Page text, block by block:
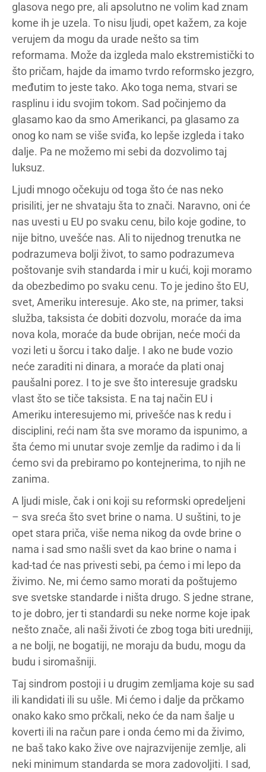
glasova nego pre, ali apsolutno ne volim kad znam
kome ih je uzela. To nisu ljudi, opet kažem, za koje
verujem da mogu da urade nešto sa tim
reformama. Može da izgleda malo ekstremistički to
što pričam, hajde da imamo tvrdo reformsko jezgro,
međutim to jeste tako. Ako toga nema, stvari se
rasplinu i idu svojim tokom. Sad počinjemo da
glasamo kao da smo Amerikanci, pa glasamo za
onog ko nam se više sviđa, ko lepše izgleda i tako
dalje. Pa ne možemo mi sebi da dozvolimo taj
luksuz.
Ljudi mnogo očekuju od toga što će nas neko
prisiliti, jer ne shvataju šta to znači. Naravno, oni će
nas uvesti u EU po svaku cenu, bilo koje godine, to
nije bitno, uvešće nas. Ali to nijednog trenutka ne
podrazumeva bolji život, to samo podrazumeva
poštovanje svih standarda i mir u kući, koji moramo
da obezbedimo po svaku cenu. To je jedino što EU,
svet, Ameriku interesuje. Ako ste, na primer, taksi
služba, taksista će dobiti dozvolu, moraće da ima
nova kola, moraće da bude obrijan, neće moći da
vozi leti u šorcu i tako dalje. I ako ne bude vozio
neće zaraditi ni dinara, a moraće da plati onaj
paušalni porez. I to je sve što interesuje gradsku
vlast što se tiče taksista. E na taj način EU i
Ameriku interesujemo mi, privešće nas k redu i
disciplini, reći nam šta sve moramo da ispunimo, a
šta ćemo mi unutar svoje zemlje da radimo i da li
ćemo svi da prebiramo po kontejnerima, to njih ne
zanima.
A ljudi misle, čak i oni koji su reformski opredeljeni
– sva sreća što svet brine o nama. U suštini, to je
opet stara priča, više nema nikog da ovde brine o
nama i sad smo našli svet da kao brine o nama i
kad-tad će nas privesti sebi, pa ćemo i mi lepo da
živimo. Ne, mi ćemo samo morati da poštujemo
sve svetske standarde i ništa drugo. S jedne strane,
to je dobro, jer ti standardi su neke norme koje ipak
nešto znače, ali naši životi će zbog toga biti uredniji,
a ne bolji, ne bogatiji, ne moraju da budu, mogu da
budu i siromašniji.
Taj sindrom postoji i u drugim zemljama koje su sad
ili kandidati ili su ušle. Mi ćemo i dalje da prčkamo
onako kako smo prčkali, neko će da nam šalje u
koverti ili na račun pare i onda ćemo mi da živimo,
ne baš tako kako žive ove najrazvijenije zemlje, ali
neki minimum standarda se mora zadovoljiti. I sad,